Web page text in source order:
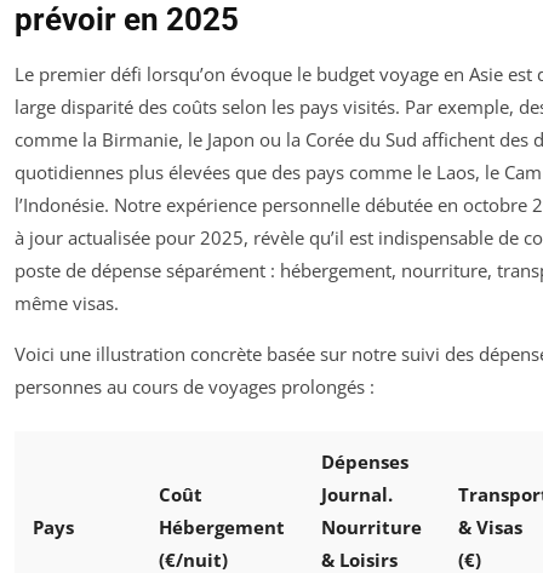
prévoir en 2025
Le premier défi lorsqu’on évoque le budget voyage en Asie est
large disparité des coûts selon les pays visités. Par exemple,
comme la Birmanie, le Japon ou la Corée du Sud affichent des
quotidiennes plus élevées que des pays comme le Laos, le
l’Indonésie. Notre expérience personnelle débutée en octobre
à jour actualisée pour 2025, révèle qu’il est indispensable de
poste de dépense séparément : hébergement, nourriture,
même visas.
Voici une illustration concrète basée sur notre suivi des
personnes au cours de voyages prolongés :
Pays
Coût
Hébergement
(€/nuit)
Dépenses
Journal.
Nourriture
& Loisirs
& Visas
(€)